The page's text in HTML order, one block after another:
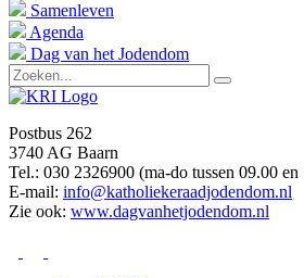
Samenleven
Agenda
Dag van het Jodendom
Postbus 262
3740 AG Baarn
Tel.: 030 2326900 (ma-do tussen 09.00
E-mail: info@katholiekeraadjodendom.nl
Zie ook: www.dagvanhetjodendom.nl